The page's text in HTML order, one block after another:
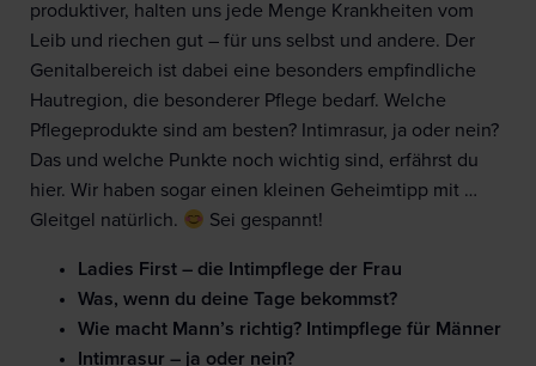
produktiver, halten uns jede Menge Krankheiten vom
Leib und riechen gut – für uns selbst und andere. Der
Genitalbereich ist dabei eine besonders empfindliche
Hautregion, die besonderer Pflege bedarf. Welche
Pflegeprodukte sind am besten? Intimrasur, ja oder nein?
Das und welche Punkte noch wichtig sind, erfährst du
hier. Wir haben sogar einen kleinen Geheimtipp mit …
Gleitgel natürlich.
Sei gespannt!
Ladies First – die Intimpflege der Frau
Was, wenn du deine Tage bekommst?
Wie macht Mann’s richtig? Intimpflege für Männer
Intimrasur – ja oder nein?